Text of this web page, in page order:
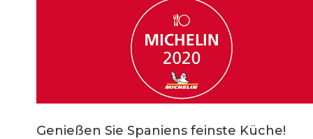
Genießen Sie Spaniens feinste Küche!